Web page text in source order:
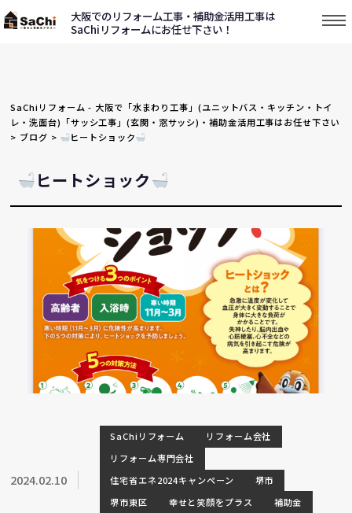
大阪でのリフォーム工事・補助金活用工事は
SaChiリフォームにお任せ下さい！
SaChiリフォーム - 大阪で「水まわり工事」(ユニットバス・キッチン・トイ
レ・洗面台)「サッシ工事」(玄関・窓サッシ)・補助金活用工事はお任せ下さい
> ブログ > ヒートショック
ヒートショック
2024.02.10
SaChiリフォーム
リフォーム会社
リフォーム専門会社
住宅省エネ2024キャンペーン
堺市
堺市東区
幸せと笑顔をプラス
補助金